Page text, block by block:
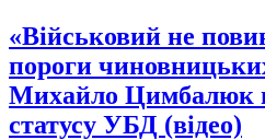
«Військовий не
пороги
Михайло Цимбалюк
статусу УБД (відео)